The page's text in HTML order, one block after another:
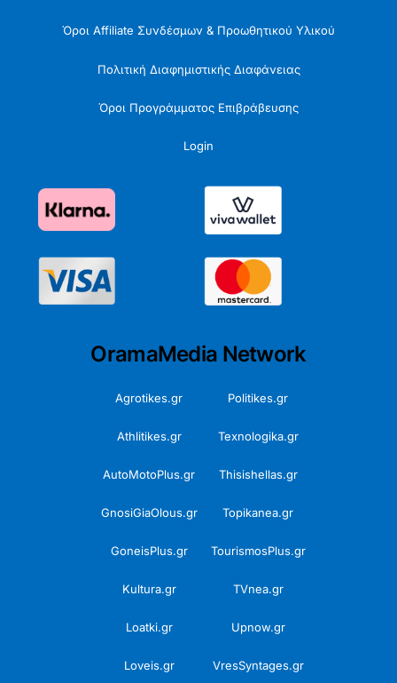
Όροι Affiliate Συνδέσμων & Προωθητικού Υλικού
Πολιτική Διαφημιστικής Διαφάνειας
Όροι Προγράμματος Επιβράβευσης
Login
OramaMedia Network
Agrotikes.gr Politikes.gr
Athlitikes.gr Texnologika.gr
AutoMotoPlus.gr Thisishellas.gr
GnosiGiaOlous.gr Topikanea.gr
GoneisPlus.gr TourismosPlus.gr
Kultura.gr TVnea.gr
Loatki.gr Upnow.gr
Loveis.gr VresSyntages.gr